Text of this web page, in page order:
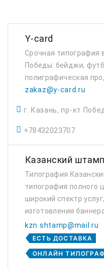
Y-card
Срочная типография
Победы: бейджи,
полиграфическая
zakaz@y-card.ru
г. Казань, пр-кт
+78432023707
Казанский штамп
Типография
типография полного
широкий спектр
изготовления
Есть штатные
создать дизайн
рынке с 2025 года ...
kzn.shtamp@mail.ru
ЕСТЬ ДОСТАВКА
ОНЛАЙН